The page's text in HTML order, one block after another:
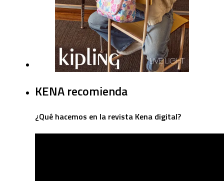
KENA recomienda
¿Qué hacemos en la revista Kena digital?